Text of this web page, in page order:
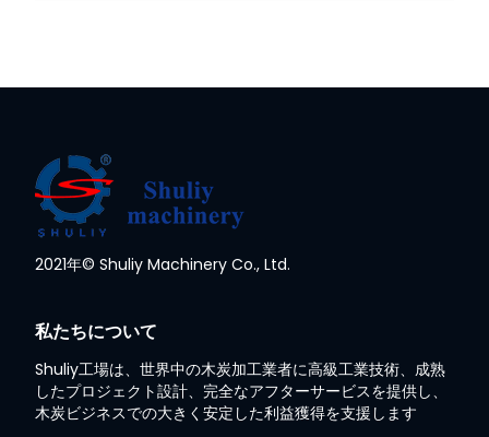
2021年© Shuliy Machinery Co., Ltd.
私たちについて
Shuliy工場は、世界中の木炭加工業者に高級工業技術、成熟
したプロジェクト設計、完全なアフターサービスを提供し、
木炭ビジネスでの大きく安定した利益獲得を支援します